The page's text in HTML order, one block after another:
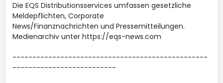
Die EQS Distributionsservices umfassen gesetzliche
Meldepflichten, Corporate
News/Finanznachrichten und Pressemitteilungen.
Medienarchiv unter https://eqs-news.com
-------------------------------------------------
--------------------------